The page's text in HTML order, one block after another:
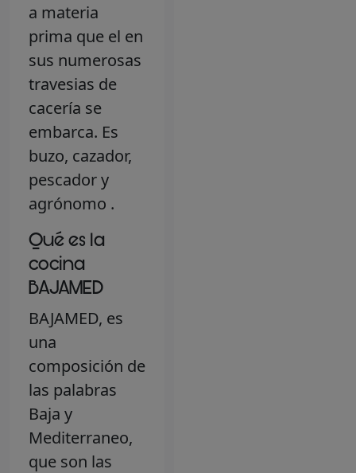
a materia
prima que el en
sus numerosas
travesias de
cacería se
embarca. Es
buzo, cazador,
pescador y
agrónomo .
Qué es la
cocina
BAJAMED
BAJAMED, es
una
composición de
las palabras
Baja y
Mediterraneo,
que son las